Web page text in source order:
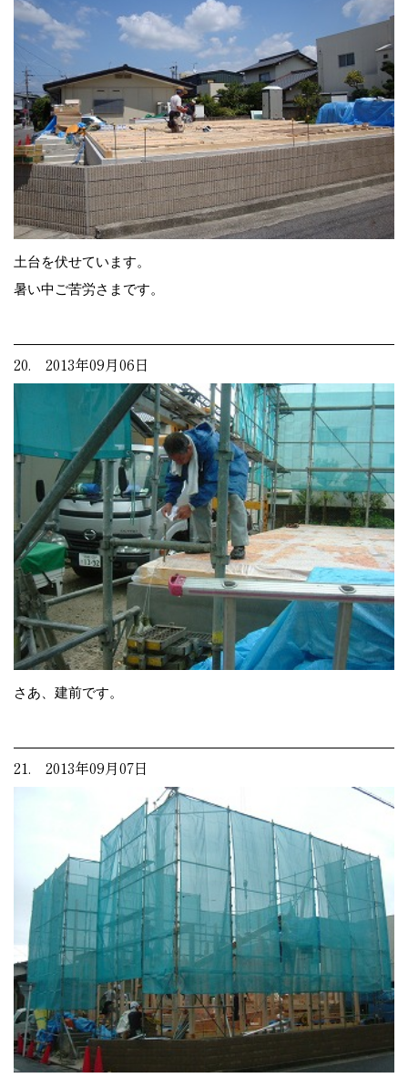
土台を伏せています。
暑い中ご苦労さまです。
20. 2013年09月06日
さあ、建前です。
21. 2013年09月07日